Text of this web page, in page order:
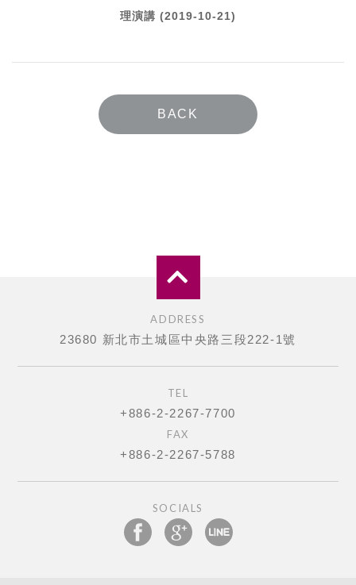
理演講 (2019-10-21)
BACK
ADDRESS
23680 新北市土城區中央路三段222-1號
TEL
+886-2-2267-7700
FAX
+886-2-2267-5788
SOCIALS